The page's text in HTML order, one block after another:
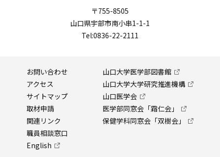
〒755-8505
山口県宇部市南小串1-1-1
Tel:0836-22-2111
お問い合わせ
アクセス
サイトマップ
取材申請
関連リンク
職員相談窓口
English
山口大学医学部図書館
山口大学大学研究推進機構
山口医学会
医学部同窓会「霜仁会」
保健学科同窓会「双樹会」